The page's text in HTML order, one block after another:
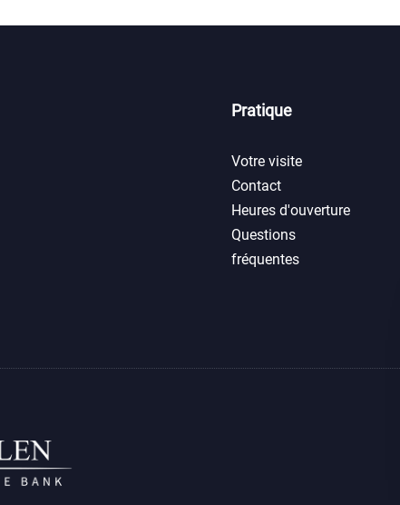
Pratique
Votre visite
Contact
Heures d'ouverture
Questions
fréquentes